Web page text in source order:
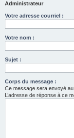
Administrateur
Votre adresse courriel :
Votre nom :
Sujet :
Corps du message :
Ce message sera envoyé
L’adresse de réponse à ce